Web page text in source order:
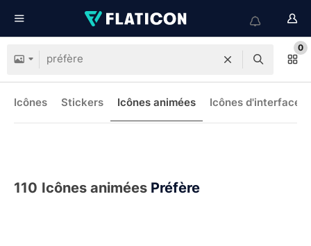
0
Icônes Stickers Icônes animées Icônes d'interface
110 Icônes animées Préfère